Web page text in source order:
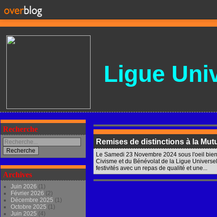
Ligue
Recherche
Archives
Juin 2026 (1)
Février 2026 (2)
Décembre 2025 (1)
Octobre 2025 (1)
Juin 2025 (4)
Remises de distinctions à la
Le Samedi 23 Novembre 2024 sous l'oeil
Civisme et du Bénévolat de la Ligue
festivités avec un repas de qualité et une...